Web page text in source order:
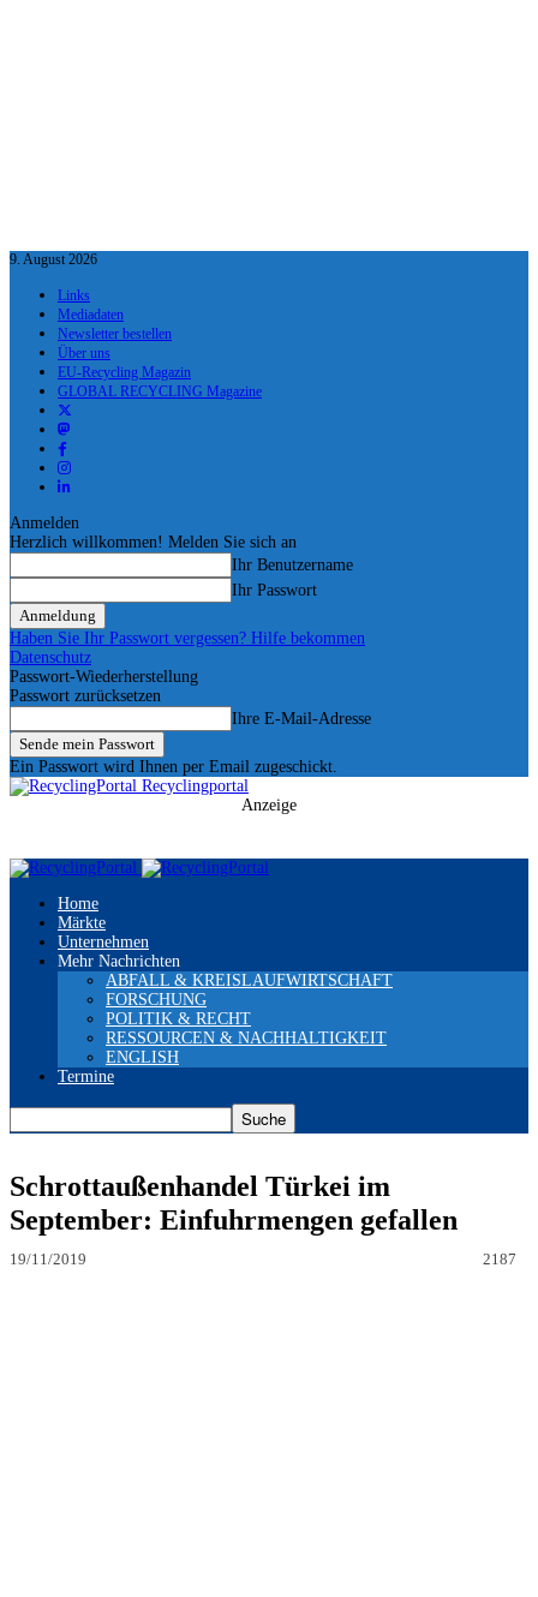
9. August 2026
Links
Mediadaten
Newsletter bestellen
Über uns
EU-Recycling Magazin
GLOBAL RECYCLING Magazine
Anmelden
Herzlich willkommen! Melden Sie sich an
Ihr Benutzername
Ihr Passwort
Haben Sie Ihr Passwort vergessen? Hilfe bekommen
Datenschutz
Passwort-Wiederherstellung
Passwort zurücksetzen
Ihre E-Mail-Adresse
Ein Passwort wird Ihnen per Email zugeschickt.
Recyclingportal
Anzeige
Home
Märkte
Unternehmen
Mehr Nachrichten
ABFALL & KREISLAUFWIRTSCHAFT
FORSCHUNG
POLITIK & RECHT
RESSOURCEN & NACHHALTIGKEIT
ENGLISH
Termine
Schrottaußenhandel Türkei im
September: Einfuhrmengen gefallen
19/11/2019 2187